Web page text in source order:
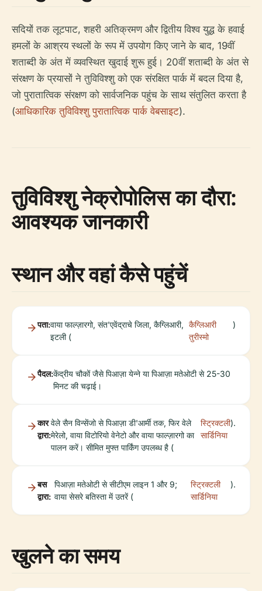
सदियों तक लूटपाट, शहरी अतिक्रमण और द्वितीय विश्व युद्ध के हवाई
हमलों के आश्रय स्थलों के रूप में उपयोग किए जाने के बाद, 19वीं
शताब्दी के अंत में व्यवस्थित खुदाई शुरू हुई। 20वीं शताब्दी के अंत से
संरक्षण के प्रयासों ने तुविविश्शु को एक संरक्षित पार्क में बदल दिया है,
जो पुरातात्विक संरक्षण को सार्वजनिक पहुंच के साथ संतुलित करता है
(आधिकारिक तुविविश्शु पुरातात्विक पार्क वेबसाइट).
तुविविश्शु नेक्रोपोलिस का दौरा:
आवश्यक जानकारी
स्थान और वहां कैसे पहुंचें
पता:वाया फाल्ज़ारगो, संत'एवेंद्राचे जिला, कैग्लिआरी,
इटली (
कैग्लिआरी
तुरीस्मो
)
पैदल:केंद्रीय चौकों जैसे पिआज़ा येन्ने या पिआज़ा मतेओटी से 25-30
मिनट की चढ़ाई।
कार
द्वारा:
वेले सैन विन्सेंजो से पिआज़ा डी'आर्मी तक, फिर वेले
मेरेलो, वाया विटोरियो वेनेटो और वाया फाल्ज़ारगो का
पालन करें। सीमित मुफ्त पार्किंग उपलब्ध है (
स्ट्रिक्टली
सार्डिनिया
).
बस
द्वारा:
पिआज़ा मतेओटी से सीटीएम लाइन 1 और 9;
वाया सेसरे बतिस्ता में उतरें (
स्ट्रिक्टली
सार्डिनिया
).
खुलने का समय